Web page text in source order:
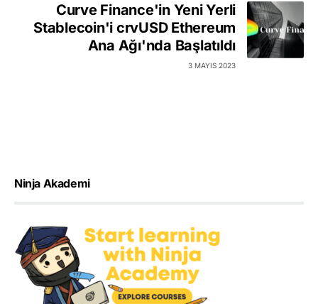
Curve Finance'in Yeni Yerli
Stablecoin'i crvUSD Ethereum
Ana Ağı'nda Başlatıldı
3 MAYIS 2023
Ninja Akademi